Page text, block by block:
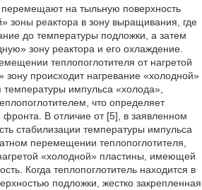
перемещают на тыльную поверхность
зоны реактора в зону выращивания, где
до температуры подложки, а затем
зону реактора и его охлаждение.
теплопоглотителя от нагретой
зону происходит нагревание «холодной»
импульса «холода»,
что определяет
фронта. В отличие от [5], в заявленном
стабилизации температуры импульса
перемещении теплопоглотителя,
«холодной» пластины, имеющей
Когда теплопоглотитель находится в
подложки, жестко закрепленная